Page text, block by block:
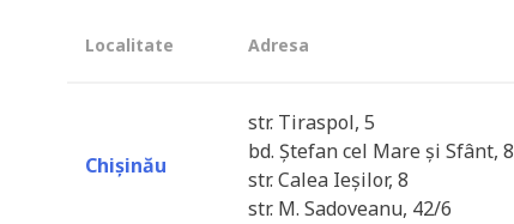
Localitate Adresa
Chișinău
str. Tiraspol, 5
bd. Ștefan cel Mare și Sfânt, 8
str. Calea Ieșilor, 8
str. M. Sadoveanu, 42/6